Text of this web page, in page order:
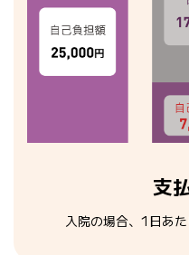
支
入院の場合、1日あ